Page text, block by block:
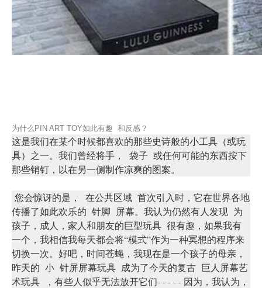
为什么PIN ART TOY如此有趣 和反感？
这是我们在某个时候都喜欢的那些史诗般的小工具（或玩
具）之一。我们曾经将手， 袋子 或任何可能的东西按下
那些销钉，以在另一侧制作凉爽的图案。
您会惊讶的是， 在公共区域 首次引入时，它在世界各地
传播了如此欢乐的 针脚 屏幕。我认为仍然有人发现 为
孩子，成人，家人和朋友的巨型玩具 很有趣，如果我有
一个，我相信我每天都会将“模式”作为一种冥想的程序来
切换一次。好吧，时间苍蝇 ，我现在是一个孩子的母亲 ，
昨天的 小 针屏屏幕玩具 成为了今天的复古 巨人屏幕艺
术玩具 ，有些人似乎无法放开它们- - - - - 因为，我认为，